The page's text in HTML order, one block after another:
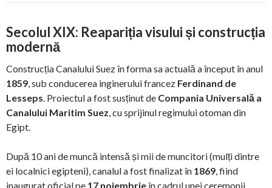
Secolul XIX: Reapariția visului și construcția
modernă
Construcția Canalului Suez în forma sa actuală a început în anul
1859, sub conducerea inginerului francez Ferdinand de
Lesseps. Proiectul a fost susținut de Compania Universală a
Canalului Maritim Suez, cu sprijinul regimului otoman din
Egipt.
După 10 ani de muncă intensă și mii de muncitori (mulți dintre
ei localnici egipteni), canalul a fost finalizat în 1869, fiind
inaugurat oficial pe 17 noiembrieîn cadrul unei ceremonii